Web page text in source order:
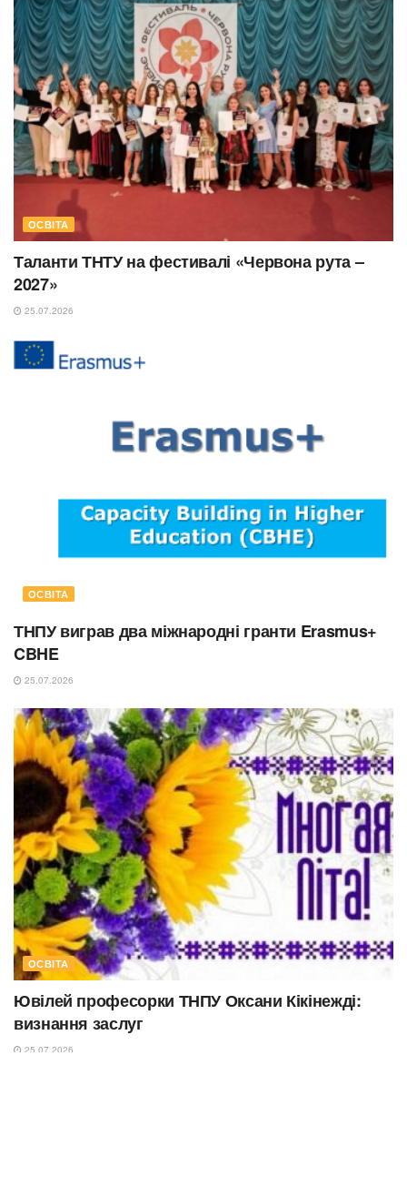
ОСВІТА
Таланти ТНТУ на фестивалі «Червона рута –
2027»
25.07.2026
ОСВІТА
ТНПУ виграв два міжнародні гранти Erasmus+
CBHE
25.07.2026
ОСВІТА
Ювілей професорки ТНПУ Оксани Кікінежді:
визнання заслуг
25.07.2026